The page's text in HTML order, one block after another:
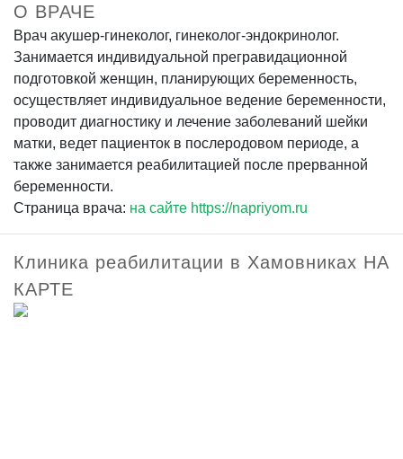
О ВРАЧЕ
Врач акушер-гинеколог, гинеколог-эндокринолог.
Занимается индивидуальной прегравидационной
подготовкой женщин, планирующих беременность,
осуществляет индивидуальное ведение беременности,
проводит диагностику и лечение заболеваний шейки
матки, ведет пациенток в послеродовом периоде, а
также занимается реабилитацией после прерванной
беременности.
Страница врача: на сайте https://napriyom.ru
Клиника реабилитации в Хамовниках НА
КАРТЕ